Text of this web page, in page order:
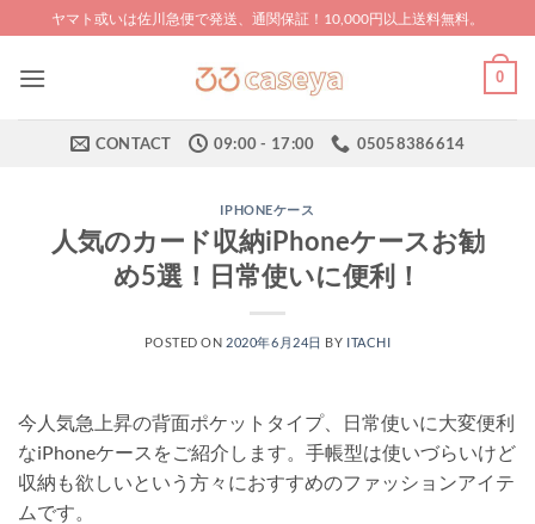
to
content
ヤマト或いは佐川急便で発送、通関保証！10,000円以上送料無料。
0
CONTACT 09:00 - 17:00 05058386614
IPHONEケース
人気のカード収納iPhoneケースお勧
め5選！日常使いに便利！
POSTED ON 2020年6月24日 BY ITACHI
今人気急上昇の背面ポケットタイプ、日常使いに大変便利
なiPhoneケースをご紹介します。手帳型は使いづらいけど
収納も欲しいという方々におすすめのファッションアイテ
ムです。